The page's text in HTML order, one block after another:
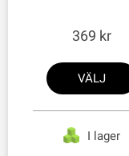
369
VÄLJ
I lager